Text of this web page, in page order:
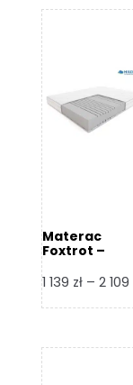
Materac
Foxtrot –
1 139 zł – 2 109